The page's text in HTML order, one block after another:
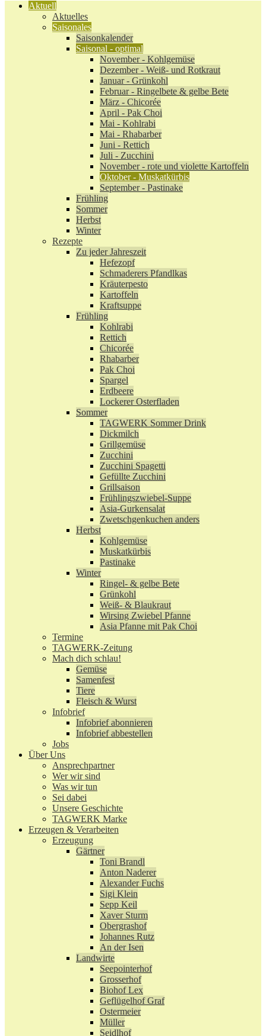
Aktuell
Aktuelles
Saisonales
Saisonkalender
Saisonal - optimal
November - Kohlgemüse
Dezember - Weiß- und Rotkraut
Januar - Grünkohl
Februar - Ringelbete & gelbe Bete
März - Chicorée
April - Pak Choi
Mai - Kohlrabi
Mai - Rhabarber
Juni - Rettich
Juli - Zucchini
November - rote und violette Kartoffeln
Oktober - Muskatkürbis
September - Pastinake
Frühling
Sommer
Herbst
Winter
Rezepte
Zu jeder Jahreszeit
Hefezopf
Schmaderers Pfandlkas
Kräuterpesto
Kartoffeln
Kraftsuppe
Frühling
Kohlrabi
Rettich
Chicorée
Rhabarber
Pak Choi
Spargel
Erdbeere
Lockerer Osterfladen
Sommer
TAGWERK Sommer Drink
Dickmilch
Grillgemüse
Zucchini
Zucchini Spagetti
Gefüllte Zucchini
Grillsaison
Frühlingszwiebel-Suppe
Asia-Gurkensalat
Zwetschgenkuchen anders
Herbst
Kohlgemüse
Muskatkürbis
Pastinake
Winter
Ringel- & gelbe Bete
Grünkohl
Weiß- & Blaukraut
Wirsing Zwiebel Pfanne
Asia Pfanne mit Pak Choi
Termine
TAGWERK-Zeitung
Mach dich schlau!
Gemüse
Samenfest
Tiere
Fleisch & Wurst
Infobrief
Infobrief abonnieren
Infobrief abbestellen
Jobs
Über Uns
Ansprechpartner
Wer wir sind
Was wir tun
Sei dabei
Unsere Geschichte
TAGWERK Marke
Erzeugen & Verarbeiten
Erzeugung
Gärtner
Toni Brandl
Anton Naderer
Alexander Fuchs
Sigi Klein
Sepp Keil
Xaver Sturm
Obergrashof
Johannes Rutz
An der Isen
Landwirte
Seepointerhof
Grosserhof
Biohof Lex
Geflügelhof Graf
Ostermeier
Müller
Seidlhof